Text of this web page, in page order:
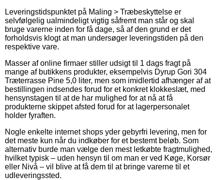
Leveringstidspunktet på Maling > Træbeskyttelse er
selvfølgelig ualmindeligt vigtig såfremt man står og skal
bruge varerne inden for få dage, så af den grund er det
forholdsvis klogt at man undersøger leveringstiden på den
respektive vare.
Masser af online firmaer stiller udsigt til 1 dags fragt på
mange af butikkens produkter, eksempelvis Dyrup Gori 304
Træterrasse Pine 5,0 liter, men som imidlertid afhænger af at
bestillingen indsendes forud for et konkret klokkeslæt, med
hensynstagen til at de har mulighed for at nå at få
produkterne skippet afsted forud for at lagerpersonalet
holder fyraften.
Nogle enkelte internet shops yder gebyrfri levering, men for
det meste kun når du indkøber for et bestemt beløb. Som
alternativ burde man vælge den mest letkøbte fragtmulighed,
hvilket typisk – uden hensyn til om man er ved Køge, Korsør
eller Nivå – vil blive at få dem til at bringe varerne til et
udleveringssted.